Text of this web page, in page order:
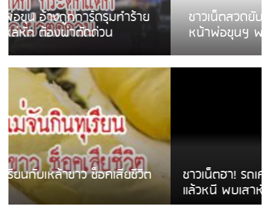
ชาวเน็ตสวดยับ! พบพม่าเร่ขายพวงมาลัย
หน้าพ่อขุนฯ พอไม่ซื้อเดินตาม
ชาวเน็ตฮา! รถเครื่องแม่สายชนป้ายร้านโลงศพ
แล้วหนี พบเสาหัก เบรคหัก หวิดได้ใช้บริการ